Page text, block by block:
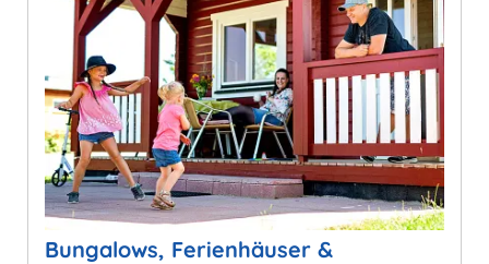
Bungalows, Ferienhäuser &